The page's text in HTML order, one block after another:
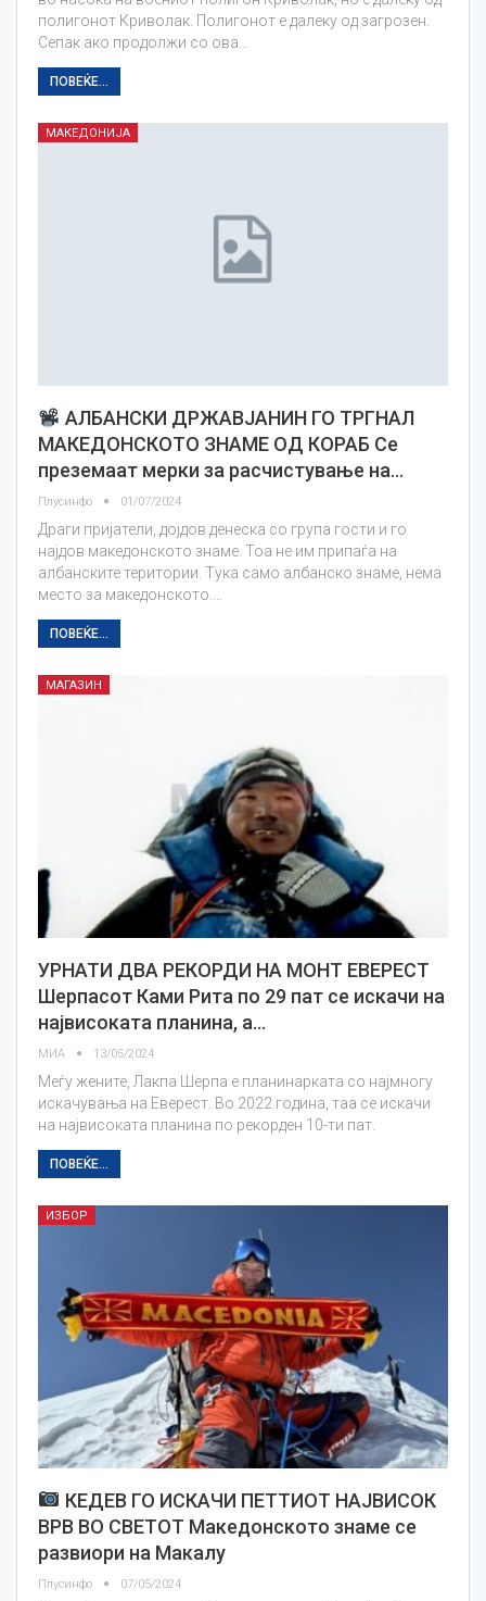
полигонот Криволак. Полигонот е далеку од загрозен.
Сепак ако продолжи со ова…
ПОВЕЌЕ...
МАКЕДОНИЈА
АЛБАНСКИ ДРЖАВЈАНИН ГО ТРГНАЛ
МАКЕДОНСКОТО ЗНАМЕ ОД КОРАБ Се
преземаат мерки за расчистување на…
Плусинфо 01/07/2024
Драги пријатели, дојдов денеска со група гости и го
најдов македонското знаме. Тоа не им припаѓа на
албанските територии. Тука само албанско знаме, нема
место за македонското.…
ПОВЕЌЕ...
МАГАЗИН
УРНАТИ ДВА РЕКОРДИ НА МОНТ ЕВЕРЕСТ
Шерпасот Ками Рита по 29 пат се искачи на
највисоката планина, а…
МИА 13/05/2024
Меѓу жените, Лакпа Шерпа е планинарката со најмногу
искачувања на Еверест. Во 2022 година, таа се искачи
на највисоката планина по рекорден 10-ти пат.
ПОВЕЌЕ...
ИЗБОР
КЕДЕВ ГО ИСКАЧИ ПЕТТИОТ НАЈВИСОК
ВРВ ВО СВЕТОТ Македонското знаме се
развиори на Макалу
Плусинфо 07/05/2024